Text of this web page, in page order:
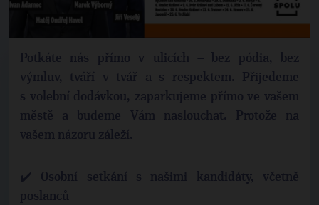
Potkáte nás přímo v ulicích – bez pódia, bez
výmluv, tváří v tvář a s respektem. Přijedeme
s volební dodávkou, zaparkujeme přímo ve vašem
městě a budeme Vám naslouchat. Protože na
vašem názoru záleží.
✔️ Osobní setkání s našimi kandidáty, včetně
poslanců